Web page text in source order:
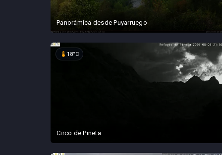
Panorámica desde Puyarruego
device_thermostat 18°C
Circo de Pineta